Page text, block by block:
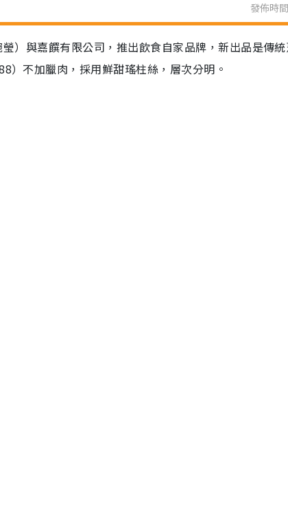
發佈時
）與嘉饌有限公司，推出飲食自家品牌，新出品是傳
）不加臘肉，採用鮮甜瑤柱絲，層次分明。